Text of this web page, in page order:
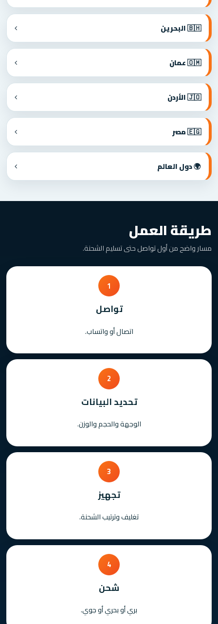
🇧🇭 البحرين
🇴🇲 عمان
🇯🇴 الأردن
🇪🇬 مصر
🌍 دول العالم
طريقة العمل
مسار واضح من أول تواصل حتى تسليم الشحنة.
1
تواصل
اتصال أو واتساب.
2
تحديد البيانات
الوجهة والحجم والوزن.
3
تجهيز
تغليف وترتيب الشحنة.
4
شحن
بري أو بحري أو جوي.